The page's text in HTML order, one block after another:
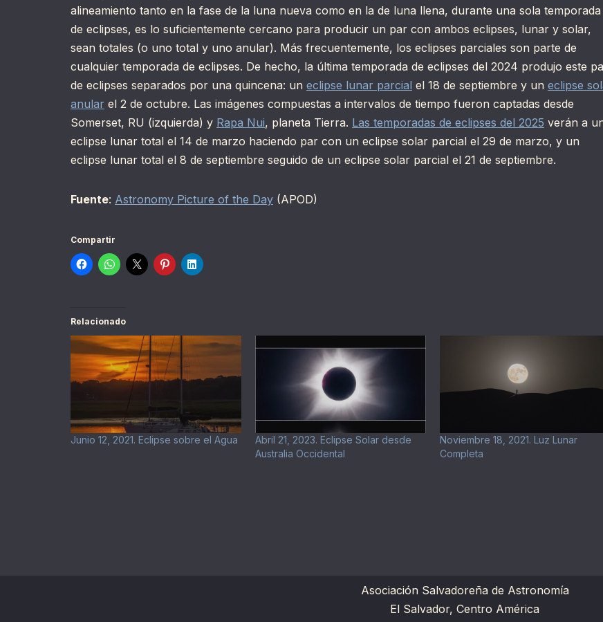
alineamiento tanto en la fase de la luna nueva como en la de luna llena, durante una sola temporada
de eclipses, es lo suficientemente cercano para producir un par con ambos eclipses, lunar y solar,
sean totales (o uno total y uno anular). Más frecuentemente, los eclipses parciales son parte de
cualquier temporada de eclipses. De hecho, la última temporada de eclipses del 2024 produjo este
de eclipses separados por una quincena: un eclipse lunar parcial el 18 de septiembre y un eclipse
anular el 2 de octubre. Las imágenes compuestas a intervalos de tiempo fueron captadas desde
Somerset, RU (izquierda) y Rapa Nui, planeta Tierra. Las temporadas de eclipses del 2025 verán a
eclipse lunar total el 14 de marzo haciendo par con un eclipse solar parcial el 29 de marzo, y un
eclipse lunar total el 8 de septiembre seguido de un eclipse solar parcial el 21 de septiembre.
Fuente: Astronomy Picture of the Day (APOD)
Compartir
Relacionado
Junio 12, 2021. Eclipse sobre el Agua
Abril 21, 2023. Eclipse Solar desde
Australia Occidental
Noviembre 18, 2021. Luz Lunar
Completa
Asociación Salvadoreña de Astronomía
El Salvador, Centro América